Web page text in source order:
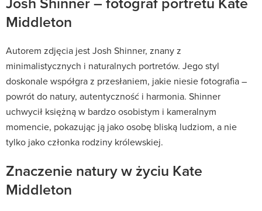
Middleton
Autorem zdjęcia jest Josh Shinner, znany z
minimalistycznych i naturalnych portretów. Jego styl
doskonale współgra z przesłaniem, jakie niesie fotografia –
powrót do natury, autentyczność i harmonia. Shinner
uchwycił księżną w bardzo osobistym i kameralnym
momencie, pokazując ją jako osobę bliską ludziom, a nie
tylko jako członka rodziny królewskiej.
Znaczenie natury w życiu Kate
Middleton